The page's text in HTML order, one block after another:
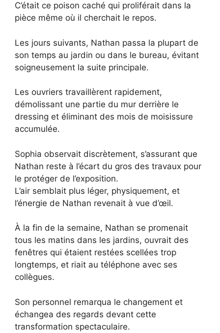
C’était ce poison caché qui proliférait dans la
pièce même où il cherchait le repos.
Les jours suivants, Nathan passa la plupart de
son temps au jardin ou dans le bureau, évitant
soigneusement la suite principale.
Les ouvriers travaillèrent rapidement,
démolissant une partie du mur derrière le
dressing et éliminant des mois de moisissure
accumulée.
Sophia observait discrètement, s’assurant que
Nathan reste à l’écart du gros des travaux pour
le protéger de l’exposition.
L’air semblait plus léger, physiquement, et
l’énergie de Nathan revenait à vue d’œil.
À la fin de la semaine, Nathan se promenait
tous les matins dans les jardins, ouvrait des
fenêtres qui étaient restées scellées trop
longtemps, et riait au téléphone avec ses
collègues.
Son personnel remarqua le changement et
échangea des regards devant cette
transformation spectaculaire.